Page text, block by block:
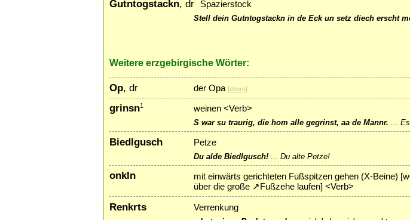
Gutntogstackn, dr Spazierstock
Stell dein Gutntogstackn in de Eck un setz diech erscht
Weitere erzgebirgische Wörter:
Op, dr der Opa [eltern]
grinsn1 weinen <Verb>
S war su traurig, die hom alle gegrinst, aa de Mannr. ...
Biedlgusch Petze
Du alde Biedlgusch!... Du alte Petze!
onkln mit einwärts gerichteten Fußspitzen gehen (X-Beine)
über die große ↗ Fußzehelaufen] <Verb>
Renkrts Verrenkung